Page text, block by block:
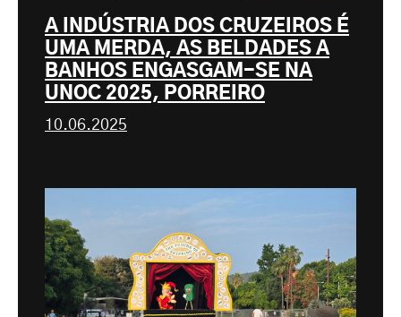
A INDÚSTRIA DOS CRUZEIROS É
UMA MERDA, AS BELDADES A
BANHOS ENGASGAM-SE NA
UNOC 2025, PORREIRO
10.06.2025